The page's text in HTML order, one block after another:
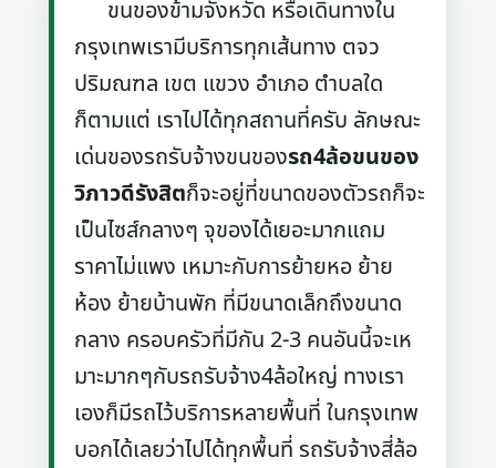
ขนของข้ามจังหวัด หรือเดินทางใน
กรุงเทพเรามีบริการทุกเส้นทาง ตจว
ปริมณฑล เขต แขวง อำเภอ ตำบลใด
ก็ตามแต่ เราไปได้ทุกสถานที่ครับ ลักษณะ
เด่นของรถรับจ้างขนของรถ4ล้อขนของ
วิภาวดีรังสิตก็จะอยู่ที่ขนาดของตัวรถก็จะ
เป็นไซส์กลางๆ จุของได้เยอะมากแถม
ราคาไม่แพง เหมาะกับการย้ายหอ ย้าย
ห้อง ย้ายบ้านพัก ที่มีขนาดเล็กถึงขนาด
กลาง ครอบครัวที่มีกัน 2-3 คนอันนี้จะเห
มาะมากๆกับรถรับจ้าง4ล้อใหญ่ ทางเรา
เองก็มีรถไว้บริการหลายพื้นที่ ในกรุงเทพ
บอกได้เลยว่าไปได้ทุกพื้นที่ รถรับจ้างสี่ล้อ